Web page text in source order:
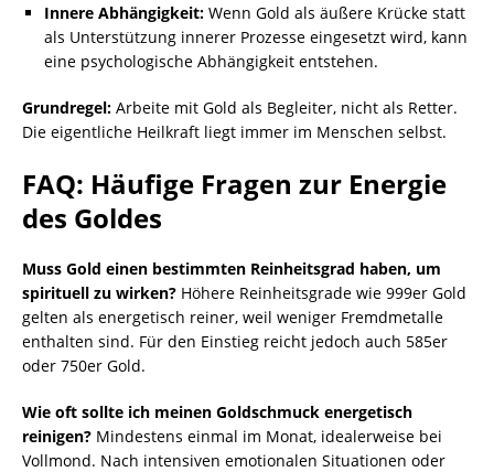
Innere Abhängigkeit: Wenn Gold als äußere Krücke statt
als Unterstützung innerer Prozesse eingesetzt wird, kann
eine psychologische Abhängigkeit entstehen.
Grundregel: Arbeite mit Gold als Begleiter, nicht als Retter.
Die eigentliche Heilkraft liegt immer im Menschen selbst.
FAQ: Häufige Fragen zur Energie
des Goldes
Muss Gold einen bestimmten Reinheitsgrad haben, um
spirituell zu wirken? Höhere Reinheitsgrade wie 999er Gold
gelten als energetisch reiner, weil weniger Fremdmetalle
enthalten sind. Für den Einstieg reicht jedoch auch 585er
oder 750er Gold.
Wie oft sollte ich meinen Goldschmuck energetisch
reinigen? Mindestens einmal im Monat, idealerweise bei
Vollmond. Nach intensiven emotionalen Situationen oder